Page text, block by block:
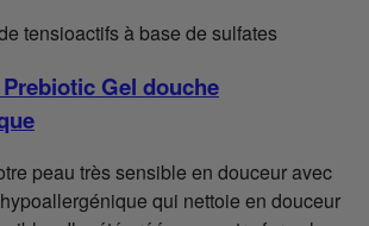
tensioactifs à base de sulfates
Gel douche
peau très sensible en douceur avec
qui nettoie en douceur